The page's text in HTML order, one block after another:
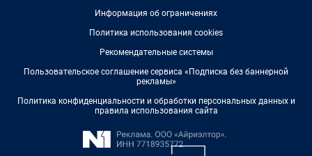
Информация об ограничениях
Политика использования cookies
Рекомендательные системы
Пользовательское соглашение сервиса «Подписка без баннерной
рекламы»
Политика конфиденциальности и обработки персональных данных и
правила использования сайта